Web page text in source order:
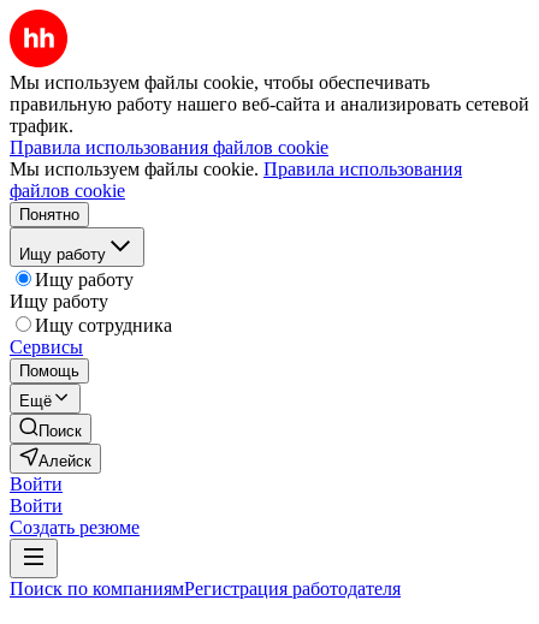
Мы используем файлы cookie, чтобы обеспечивать
правильную работу нашего веб-сайта и анализировать сетевой
трафик.
Правила использования файлов cookie
Мы используем файлы cookie. Правила использования
файлов cookie
Понятно
Ищу работу
Ищу работу
Ищу работу
Ищу сотрудника
Сервисы
Помощь
Ещё
Поиск
Алейск
Войти
Войти
Создать резюме
Поиск по компаниямРегистрация работодателя